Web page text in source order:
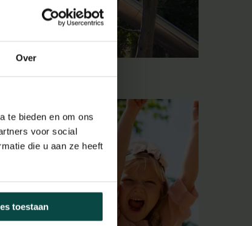
Over
te bieden en om ons
voor social
die u aan ze heeft
toestaan